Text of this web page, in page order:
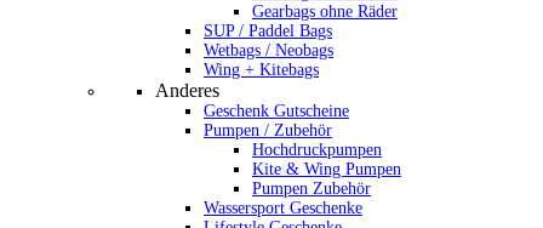
Gearbags ohne Räder
SUP / Paddel Bags
Wetbags / Neobags
Wing + Kitebags
Anderes
Geschenk Gutscheine
Pumpen / Zubehör
Hochdruckpumpen
Kite & Wing Pumpen
Pumpen Zubehör
Wassersport Geschenke